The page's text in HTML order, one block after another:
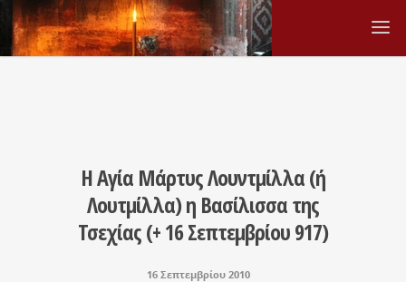
Η Αγία Μάρτυς Λουντμίλλα (ή
Λουτμίλλα) η Βασίλισσα της
Τσεχίας (+ 16 Σεπτεμβρίου 917)
16 Σεπτεμβρίου 2010